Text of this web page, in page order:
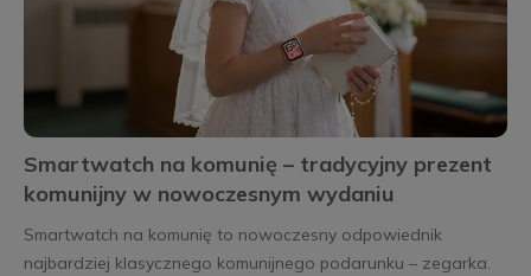
Smartwatch na komunię – tradycyjny prezent
komunijny w nowoczesnym wydaniu
Smartwatch na komunię to nowoczesny odpowiednik
najbardziej klasycznego komunijnego podarunku – zegarka.